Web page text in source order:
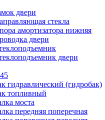
двери
стекла
амортизатора нижняя
двери
двери
гидравлический (гидробак)
топливный
моста
передняя поперечная